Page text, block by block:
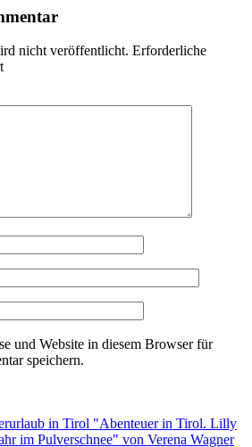
nicht veröffentlicht. Erforderliche
und Website in diesem Browser für
speichern.